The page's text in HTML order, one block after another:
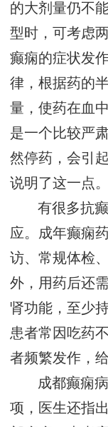
的大剂量仍不
型时，可考虑
癫痫的症状发
律，根据药的
量，使药在血
是一个比较严
然停药，会引
说明了这一点。
有很多抗
应。成年癫痫
访、常规体检
外，用药后还
肾功能，至少
患者常因吃药
者频繁发作，
成都癫痫
项，医生还指